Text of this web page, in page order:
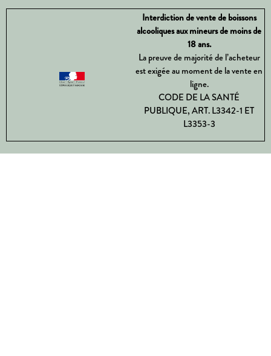
Interdiction de vente de boissons
alcooliques aux mineurs de moins de
18 ans.
La preuve de majorité de l’acheteur
est exigée au moment de la vente en
ligne.
CODE DE LA SANTÉ
PUBLIQUE, ART. L3342-1 ET
L3353-3